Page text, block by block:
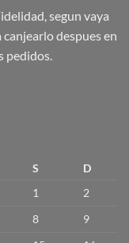
segun vaya
despues en
pedidos.
S
D
1
2
8
9